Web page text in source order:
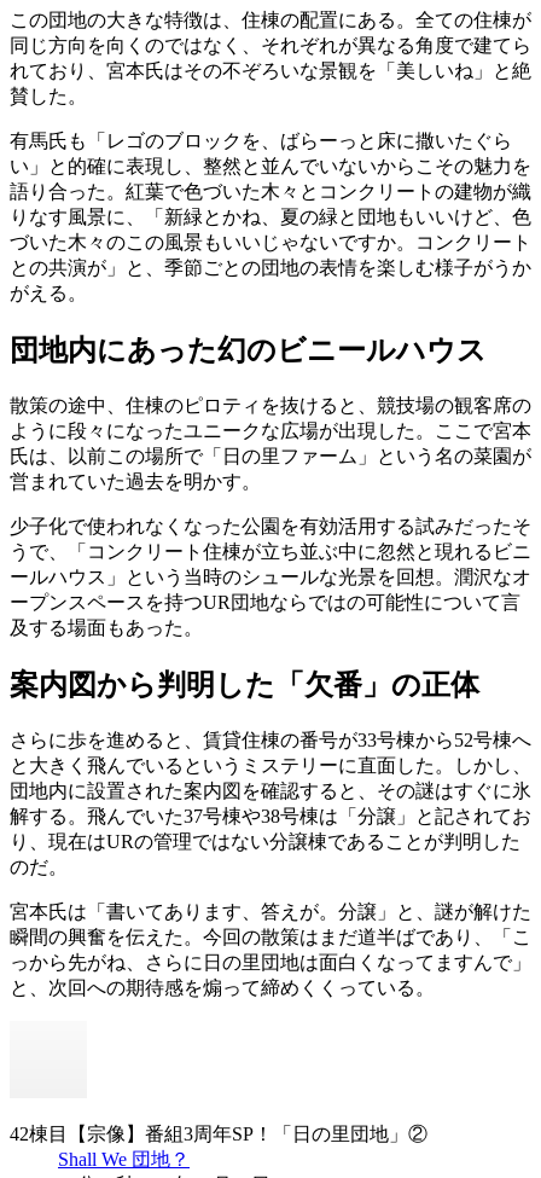
この団地の大きな特徴は、住棟の配置にある。全ての住棟が
同じ方向を向くのではなく、それぞれが異なる角度で建てら
れており、宮本氏はその不ぞろいな景観を「美しいね」と絶
賛した。
有馬氏も「レゴのブロックを、ばらーっと床に撒いたぐら
い」と的確に表現し、整然と並んでいないからこその魅力を
語り合った。紅葉で色づいた木々とコンクリートの建物が織
りなす風景に、「新緑とかね、夏の緑と団地もいいけど、色
づいた木々のこの風景もいいじゃないですか。コンクリート
との共演が」と、季節ごとの団地の表情を楽しむ様子がうか
がえる。
団地内にあった幻のビニールハウス
散策の途中、住棟のピロティを抜けると、競技場の観客席の
ように段々になったユニークな広場が出現した。ここで宮本
氏は、以前この場所で「日の里ファーム」という名の菜園が
営まれていた過去を明かす。
少子化で使われなくなった公園を有効活用する試みだったそ
うで、「コンクリート住棟が立ち並ぶ中に忽然と現れるビニ
ールハウス」という当時のシュールな光景を回想。潤沢なオ
ープンスペースを持つUR団地ならではの可能性について言
及する場面もあった。
案内図から判明した「欠番」の正体
さらに歩を進めると、賃貸住棟の番号が33号棟から52号棟へ
と大きく飛んでいるというミステリーに直面した。しかし、
団地内に設置された案内図を確認すると、その謎はすぐに氷
解する。飛んでいた37号棟や38号棟は「分譲」と記されてお
り、現在はURの管理ではない分譲棟であることが判明した
のだ。
宮本氏は「書いてあります、答えが。分譲」と、謎が解けた
瞬間の興奮を伝えた。今回の散策はまだ道半ばであり、「こ
っから先がね、さらに日の里団地は面白くなってますんで」
と、次回への期待感を煽って締めくくっている。
42棟目【宗像】番組3周年SP！「日の里団地」②
Shall We 団地？